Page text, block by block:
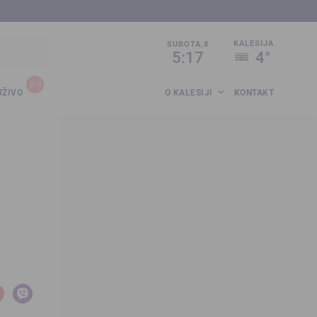
SUBOTA,8
5:17
KALESIJA
4°
O KALESIJI KONTAKT